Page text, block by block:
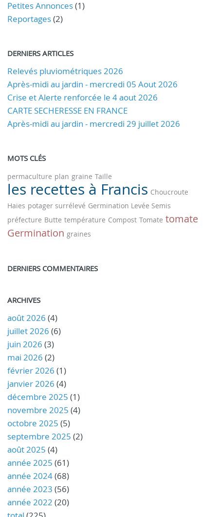
Petites Annonces(1)
Reportages(2)
DERNIERS ARTICLES
Relevés pluviométriques 2026
Après-midi au jardin - mercredi 05 Aout 2026
Crise et Alerte renforcée le 4 aout 2026
CARTE SECHERESSE EN FRANCE
Après-midi au jardin - mercredi 29 juillet 2026
MOTS CLÉS
permaculture plan graine Taille
les recettes à Francis Choucroute
Haies potager surrélevé Germination Levée Semis
préfecture Butte température Compost Tomate tomate
Germination graines
DERNIERS COMMENTAIRES
ARCHIVES
août 2026 (4)
juillet 2026 (6)
juin 2026 (3)
mai 2026 (2)
février 2026 (1)
janvier 2026 (4)
décembre 2025 (1)
novembre 2025 (4)
octobre 2025 (5)
septembre 2025 (2)
août 2025 (4)
année 2025 (61)
année 2024(68)
année 2023 (56)
année 2022 (20)